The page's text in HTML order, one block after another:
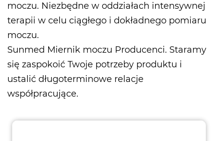
moczu. Niezbędne w oddziałach intensywnej
terapii w celu ciągłego i dokładnego pomiaru
moczu.
Sunmed Miernik moczu Producenci. Staramy
się zaspokoić Twoje potrzeby produktu i
ustalić długoterminowe relacje
współpracujące.